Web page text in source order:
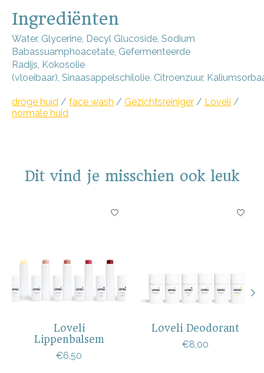
Ingrediënten
Water, Glycerine, Decyl Glucoside, Sodium
Babassuamphoacetate, Gefermenteerde
Radijs, Kokosolie
(vloeibaar), Sinaasappelschilolie, Citroenzuur,
droge huid / face wash / Gezichtsreiniger / Loveli /
normale huid
Dit vind je misschien ook leuk
Items van productcarrousel
Loveli
Lippenbalsem
€6,50
Loveli Deodorant
€8,00